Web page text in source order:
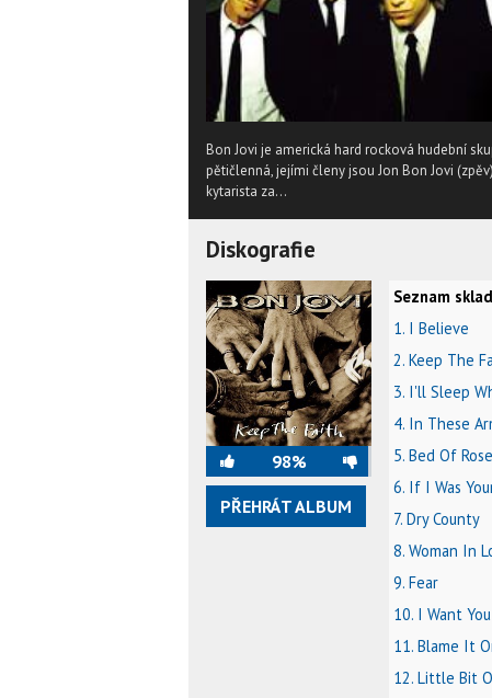
Bon Jovi je americká hard rocková hudební
pětičlenná, jejími členy jsou Jon Bon Jovi
kytarista za...
Diskografie
98%
PŘEHRÁT ALBUM
Seznam
1. I Believe
2. Keep The
3. I'll Sleep
4. In These
5. Bed Of
6. If I Was
7. Dry County
8. Woman In
9. Fear
10. I Want You
11. Blame It
12. Little Bit